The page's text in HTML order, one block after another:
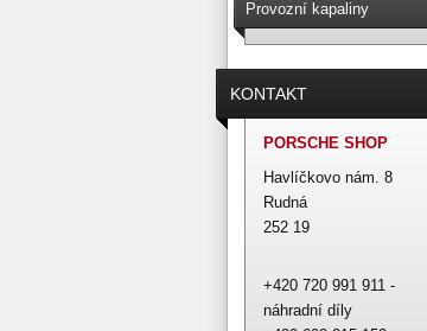
Provozní kapaliny
KONTAKT
PORSCHE SHOP
Havlíčkovo nám. 8
Rudná
252 19
+420 720 991 911 -
náhradní díly